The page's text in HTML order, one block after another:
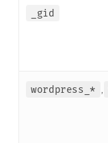
_gid
wordpress_*